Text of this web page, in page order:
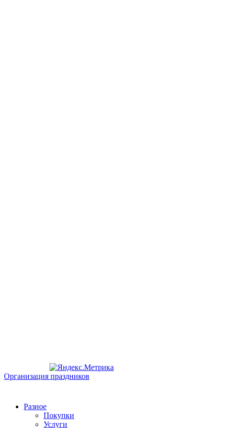
Организация праздников
Разное
Покупки
Услуги